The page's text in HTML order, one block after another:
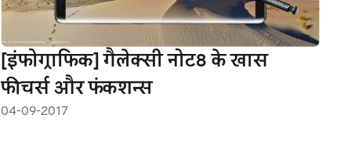
[इंफोग्राफिक] गैलेक्सी नोट8 के खास
फीचर्स और फंकशन्स
04-09-2017